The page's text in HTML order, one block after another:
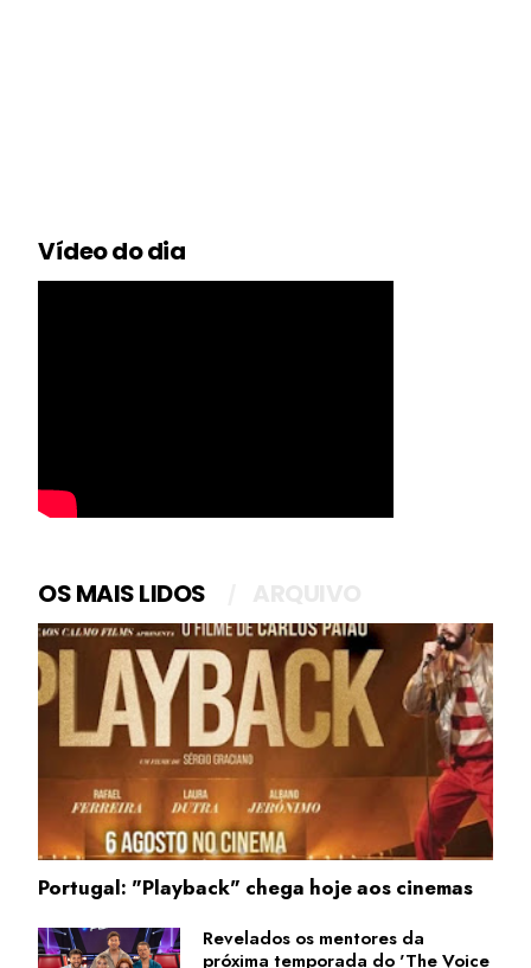
Vídeo do dia
OS MAIS LIDOS
Portugal: "Playback" chega hoje aos cinemas
Revelados os mentores da
próxima temporada do 'The Voice